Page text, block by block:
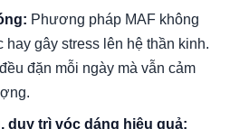
Phương pháp MAF không
hay gây stress lên hệ thần kinh.
đặn mỗi ngày mà vẫn cảm
duy trì vóc dáng hiệu quả: